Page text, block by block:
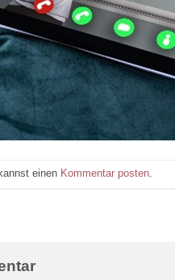
einen Kommentar posten